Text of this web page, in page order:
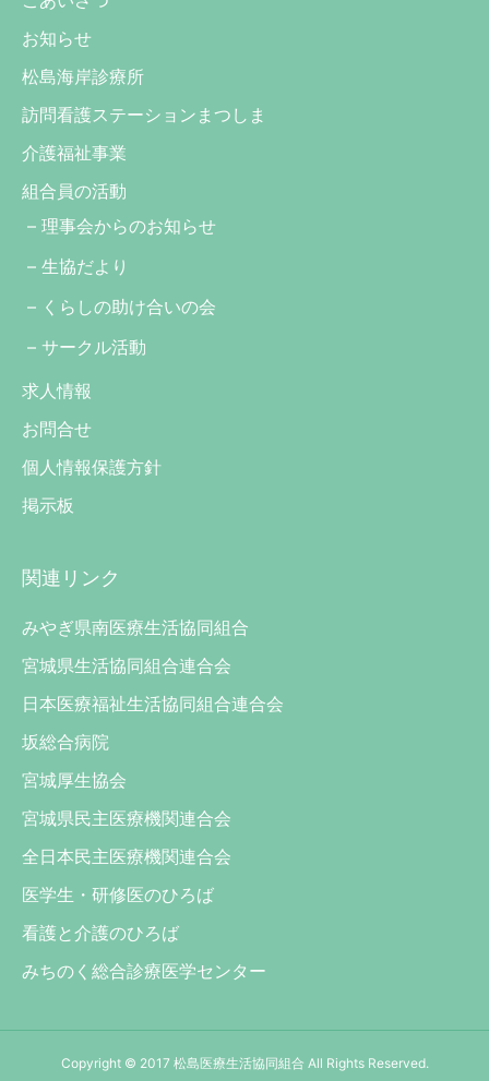
お知らせ
松島海岸診療所
訪問看護ステーションまつしま
介護福祉事業
組合員の活動
理事会からのお知らせ
生協だより
くらしの助け合いの会
サークル活動
求人情報
お問合せ
個人情報保護方針
掲示板
関連リンク
みやぎ県南医療生活協同組合
宮城県生活協同組合連合会
日本医療福祉生活協同組合連合会
坂総合病院
宮城厚生協会
宮城県民主医療機関連合会
全日本民主医療機関連合会
医学生・研修医のひろば
看護と介護のひろば
みちのく総合診療医学センター
Copyright © 2017 松島医療生活協同組合 All Rights Reserved.